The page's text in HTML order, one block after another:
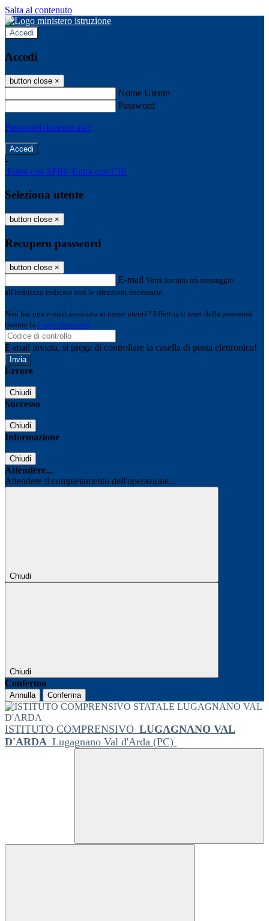
Salta al contenuto
Accedi
Accedi
button close ×
Nome Utente
Password
Password dimenticata?
-
Entra con SPID Entra con CIE
Seleziona utente
button close ×
Recupero password
button close ×
E-mail Verrà inviato un messaggio
all'indirizzo indicato con le istruzioni necessarie.
Non hai una e-mail associata al nome utente? Effettua il reset della password
tramite la Login Spaggiari
E-mail inviata, si prega di controllare la casella di posta elettronica!
Errore
Chiudi
Successo
Chiudi
Informazione
Chiudi
Attendere...
Attendere il completamento dell'operazione...
Chiudi
Chiudi
Conferma
Annulla Conferma
ISTITUTO COMPRENSIVO LUGAGNANO VAL
D'ARDA Lugagnano Val d'Arda (PC)